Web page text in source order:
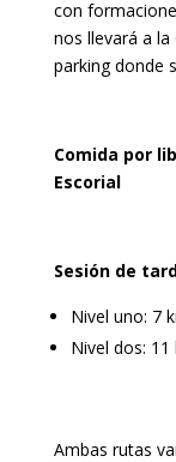
con
nos llevará a la
parking donde
Comida por
Escorial
Sesión de
Nivel uno: 7
Nivel dos:
Ambas rutas